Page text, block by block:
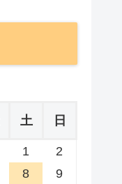
土 日
1
2
8 9